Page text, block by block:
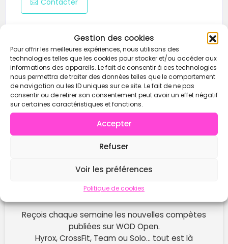
Gestion des cookies
Pour offrir les meilleures expériences, nous utilisons des
technologies telles que les cookies pour stocker et/ou accéder aux
informations des appareils. Le fait de consentir à ces technologies
nous permettra de traiter des données telles que le comportement
de navigation ou les ID uniques sur ce site. Le fait de ne pas
consentir ou de retirer son consentement peut avoir un effet négatif
sur certaines caractéristiques et fonctions.
Accepter
Refuser
Voir les préférences
Politique de cookies
Contacter
Reçois chaque semaine les nouvelles compètes
publiées sur WOD Open.
Hyrox, CrossFit, Team ou Solo… tout est là